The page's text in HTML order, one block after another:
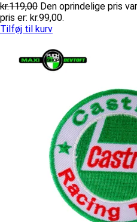
kr.119,00 Den oprindelige pris
pris er: kr.99,00.
Tilføj til kurv